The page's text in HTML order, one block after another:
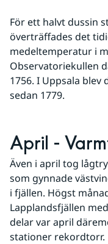
För ett halvt dussin
överträffades det
medeltemperatur i
Observatoriekullen
1756. I Uppsala
sedan 1779.
April -
Även i april tog
som gynnade
i fjällen. Högst
Lapplandsfjällen
delar var april
stationer rekordtorr.